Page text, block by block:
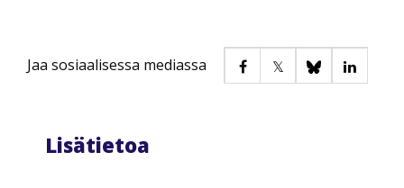
Lisätietoa
Jaa sosiaalisessa mediassa